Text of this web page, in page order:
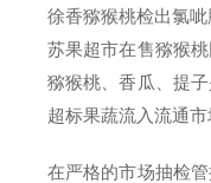
徐香猕猴桃检出氯
苏果超市在售猕猴
猕猴桃、香瓜、提
超标果蔬流入流通
在严格的市场抽检